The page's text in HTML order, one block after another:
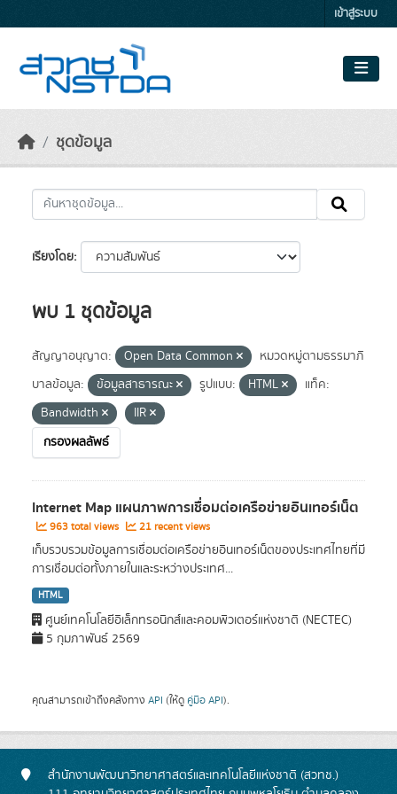
เข้าสู่ระบบ
ชุดข้อมูล
เรียงโดย
พบ 1 ชุดข้อมูล
สัญญาอนุญาต: Open Data Common
หมวดหมู่ตามธรรมาภิ
บาลข้อมูล:
ข้อมูลสาธารณะ รูปแบบ: HTML
แท็ค:
Bandwidth
IIR
กรองผลลัพธ์
Internet Map แผนภาพการเชื่อมต่อเครือข่ายอินเทอร์เน็ต
963 total views 21 recent views
เก็บรวบรวมข้อมูลการเชื่อมต่อเครือข่ายอินเทอร์เน็ตของประเทศไทยที่มี
การเชื่อมต่อทั้งภายในและระหว่างประเทศ...
HTML
ศูนย์เทคโนโลยีอิเล็กทรอนิกส์และคอมพิวเตอร์แห่งชาติ (NECTEC)
5 กุมภาพันธ์ 2569
คุณสามารถเข้าถึงคลังทาง API (ให้ดู คู่มือ API).
สำนักงานพัฒนาวิทยาศาสตร์และเทคโนโลยีแห่งชาติ (สวทช.)